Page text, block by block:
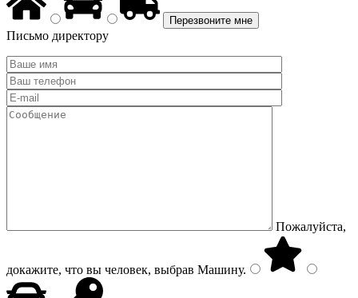
Письмо директору
Пожалуйста,
докажите, что вы человек, выбрав Машину.